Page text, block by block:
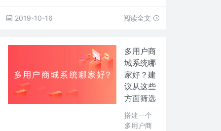
2019-10-16 阅读全文
多用户商
城系统哪
家好？建
议从这些
方面筛选
搭建一个
多用户商